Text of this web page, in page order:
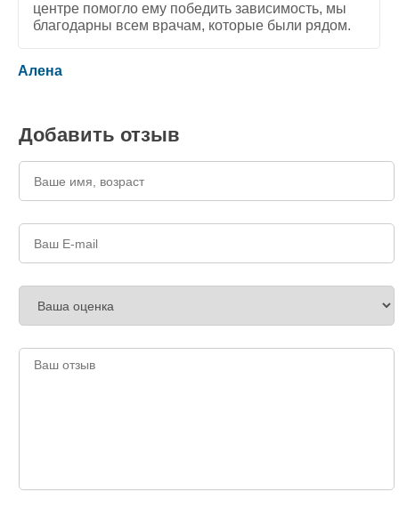
центре помогло ему победить зависимость, мы
благодарны всем врачам, которые были рядом.
Алена
Добавить отзыв